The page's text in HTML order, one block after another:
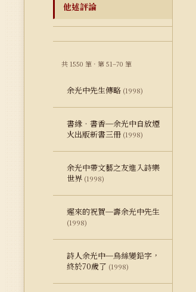
他述評論
共 1550 筆 · 第 51–70 筆
余光中先生傳略 (1998)
書緣‧書香─余光中自放煙
火出版新書三冊 (1998)
余光中帶文藝之友進入詩樂
世界 (1998)
遲來的祝賀─壽余光中先生
(1998)
詩人余光中─烏絲變鉛字，
終於70歲了 (1998)